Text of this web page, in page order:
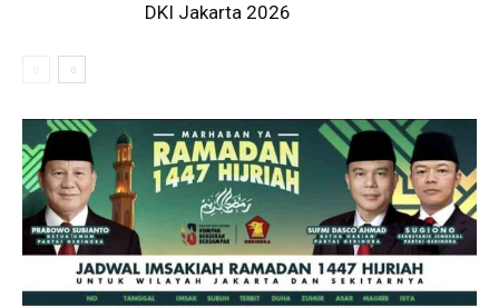
DKI Jakarta 2026